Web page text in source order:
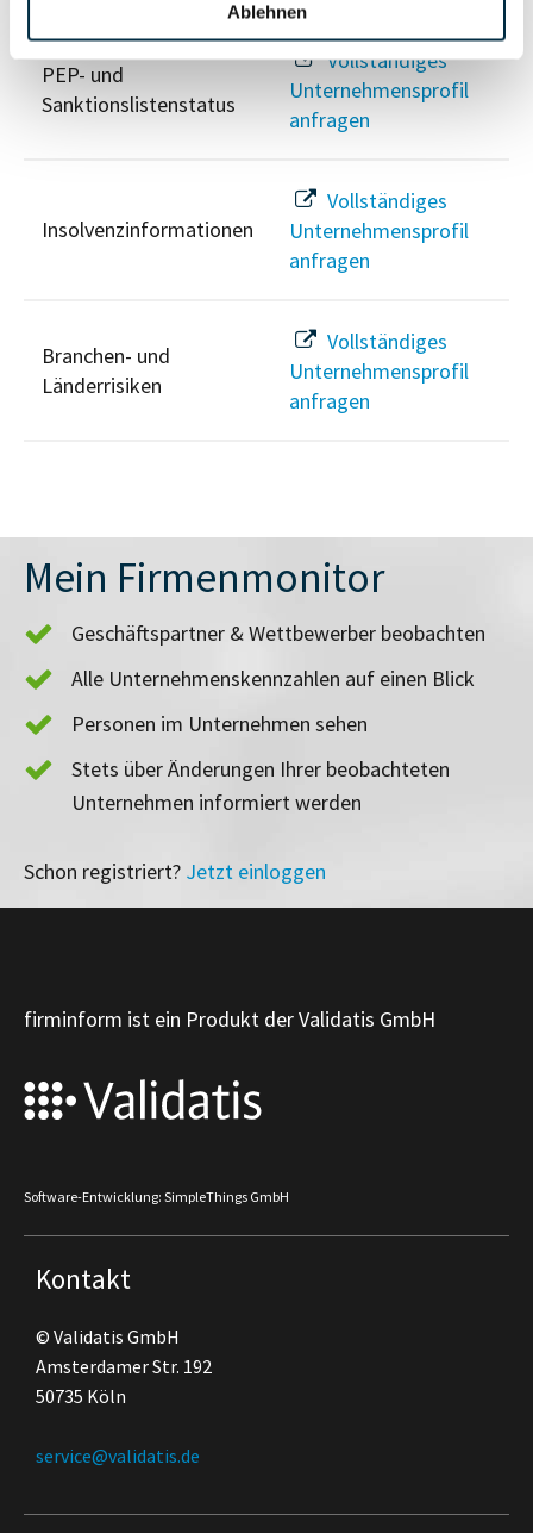
Ablehnen
PEP- und
Sanktionslistenstatus
Vollständiges
Unternehmensprofil
anfragen
Insolvenzinformationen
Vollständiges
Unternehmensprofil
anfragen
Branchen- und
Länderrisiken
Vollständiges
Unternehmensprofil
anfragen
Mein Firmenmonitor
Geschäftspartner & Wettbewerber beobachten
Alle Unternehmenskennzahlen auf einen Blick
Personen im Unternehmen sehen
Stets über Änderungen Ihrer beobachteten
Unternehmen informiert werden
Schon registriert? Jetzt einloggen
firminform ist ein Produkt der Validatis GmbH
Software-Entwicklung: SimpleThings GmbH
Kontakt
© Validatis GmbH
Amsterdamer Str. 192
50735 Köln
service@validatis.de